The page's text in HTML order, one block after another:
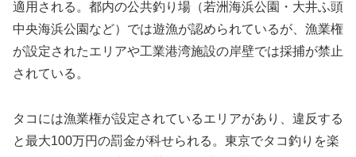
適用される。都内の公共釣り場（若洲海浜公園・大井ふ頭
中央海浜公園など）では遊漁が認められているが、漁業権
が設定されたエリアや工業港湾施設の岸壁では採捕が禁止
されている。
タコには漁業権が設定されているエリアがあり、違反する
と最大100万円の罰金が科せられる。東京でタコ釣りを楽